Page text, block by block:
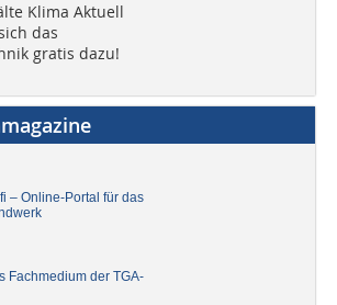
Klima Aktuell
das
gratis dazu!
– Online-Portal für das
Fachmedium der TGA-